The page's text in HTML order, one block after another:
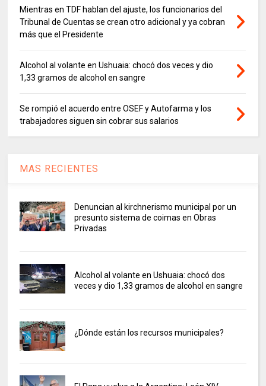
Mientras en TDF hablan del ajuste, los funcionarios del
Tribunal de Cuentas se crean otro adicional y ya cobran
más que el Presidente
Alcohol al volante en Ushuaia: chocó dos veces y dio
1,33 gramos de alcohol en sangre
Se rompió el acuerdo entre OSEF y Autofarma y los
trabajadores siguen sin cobrar sus salarios
MAS RECIENTES
Denuncian al kirchnerismo municipal por un
presunto sistema de coimas en Obras
Privadas
Alcohol al volante en Ushuaia: chocó dos
veces y dio 1,33 gramos de alcohol en sangre
¿Dónde están los recursos municipales?